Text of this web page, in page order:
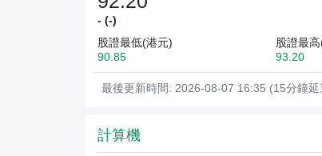
- (-)
股證最低(港元)
90.85
股證最
93.20
最後更新時間: 2026-08-07 16:35 (15分鐘延
計算機